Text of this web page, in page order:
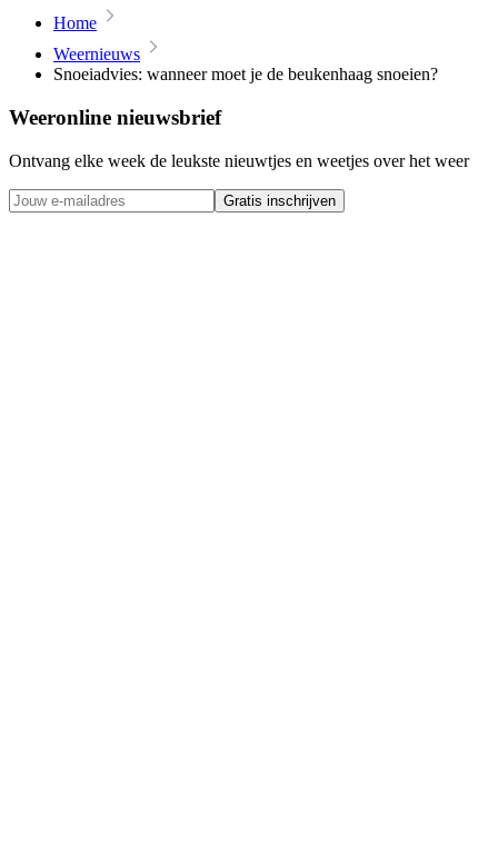
Home
Weernieuws
Snoeiadvies: wanneer moet je de beukenhaag snoeien?
Weeronline nieuwsbrief
Ontvang elke week de leukste nieuwtjes en weetjes over het weer
Gratis inschrijven